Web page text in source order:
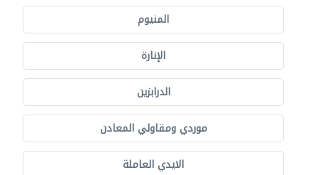
المنيوم
الإنارة
الدرابزين
موردي ومقاولي المعادن
الايدي العاملة